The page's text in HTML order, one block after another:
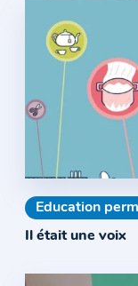
Education
Il était une voix